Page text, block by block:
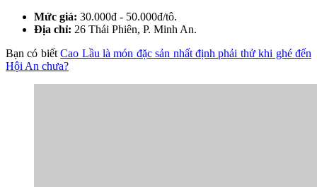
Mức giá: 30.000đ - 50.000đ/tô.
Địa chỉ: 26 Thái Phiên, P. Minh An.
Bạn có biếtCao Lầu là món đặc sản nhất định phải thử khi ghé đến
Hội An chưa?